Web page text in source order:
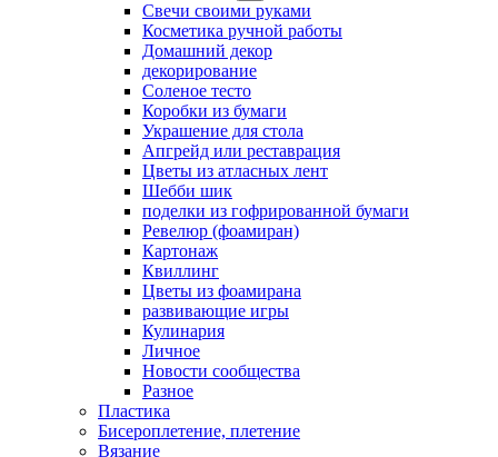
Свечи своими руками
Косметика ручной работы
Домашний декор
декорирование
Соленое тесто
Коробки из бумаги
Украшение для стола
Апгрейд или реставрация
Цветы из атласных лент
Шебби шик
поделки из гофрированной бумаги
Ревелюр (фоамиран)
Картонаж
Квиллинг
Цветы из фоамирана
развивающие игры
Кулинария
Личное
Новости сообщества
Разное
Пластика
Бисероплетение, плетение
Вязание